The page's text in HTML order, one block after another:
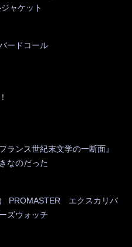
ャケット
ードコール
ランス世紀末文学の一断面』
なのだった
PROMASTER エクスカリバ
ズウォッチ